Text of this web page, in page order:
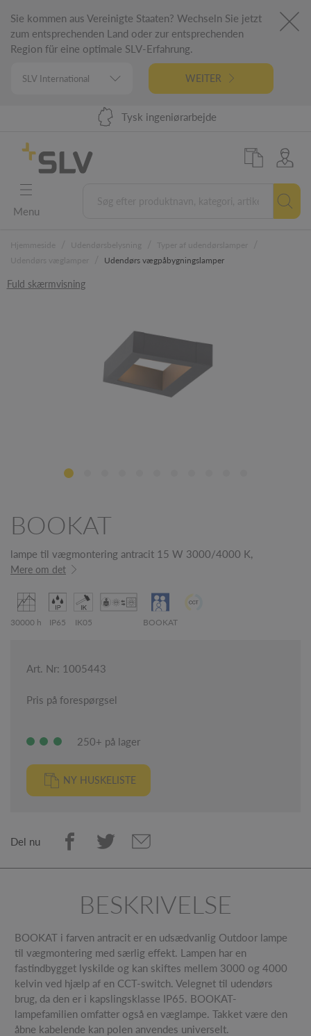
Sie kommen aus Vereinigte Staaten? Wechseln Sie jetzt
zum entsprechenden Land oder zur entsprechenden
Region für eine optimale SLV-Erfahrung.
WEITER
5 års garanti
Tysk ingeniørarbejde
Levering inden for 48 timer i EU
98 % varelager
Menu
Udendørs vægpåbygningslamper
Fuld skærmvisning
BOOKAT
lampe til vægmontering antracit 15 W 3000/4000 K,
Mere om det
30000 h IP65 IK05 BOOKAT
Art. Nr: 1005443
Pris på forespørgsel
250+ på lager
NY HUSKELISTE
Del nu
BESKRIVELSE
BOOKAT i farven antracit er en udsædvanlig Outdoor lampe
til vægmontering med særlig effekt. Lampen har en
fastindbygget lyskilde og kan skiftes mellem 3000 og 4000
kelvin ved hjælp af en CCT-switch. Velegnet til udendørs
brug, da den er i kapslingsklasse IP65. BOOKAT-
lampefamilien omfatter også en væglampe. Takket være den
åbne kabelende kan polen anvendes universelt.